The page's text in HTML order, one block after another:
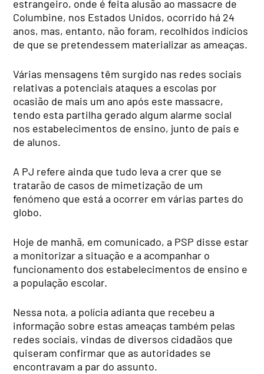
estrangeiro, onde é feita alusão ao massacre de
Columbine, nos Estados Unidos, ocorrido há 24
anos, mas, entanto, não foram, recolhidos indícios
de que se pretendessem materializar as ameaças.
Várias mensagens têm surgido nas redes sociais
relativas a potenciais ataques a escolas por
ocasião de mais um ano após este massacre,
tendo esta partilha gerado algum alarme social
nos estabelecimentos de ensino, junto de pais e
de alunos.
A PJ refere ainda que tudo leva a crer que se
tratarão de casos de mimetização de um
fenómeno que está a ocorrer em várias partes do
globo.
Hoje de manhã, em comunicado, a PSP disse estar
a monitorizar a situação e a acompanhar o
funcionamento dos estabelecimentos de ensino e
a população escolar.
Nessa nota, a polícia adianta que recebeu a
informação sobre estas ameaças também pelas
redes sociais, vindas de diversos cidadãos que
quiseram confirmar que as autoridades se
encontravam a par do assunto.